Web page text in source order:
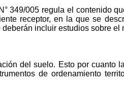
349/005 regula el contenido
receptor, en la que se
incluir estudios sobre
del suelo. Esto por cuanto
de ordenamiento